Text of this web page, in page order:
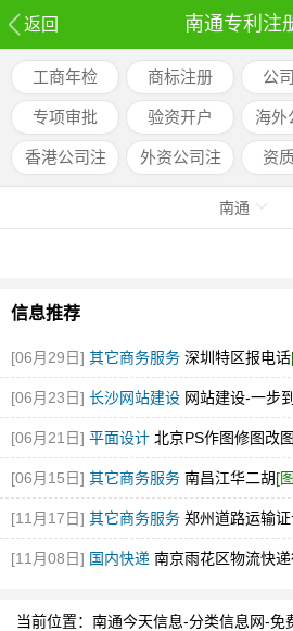
返回 南通专利注
工商年检 商标注册 公
专项审批 验资开户
海外
香港公司注
册
外资公司注
册
资
南通
信息推荐
[06月29日] 其它商务服务 深圳特区报电话
[06月23日] 长沙网站建设 网站建设-一步
才是创业底牌✨
[06月21日] 平面设计 北京PS作图修图改
[图]
[06月15日] 其它商务服务 南昌江华二胡[
[11月17日] 其它商务服务 郑州道路运输
[11月08日] 国内快递 南京雨花区物流快
当前位置： 南通今天信息-分类信息网-免